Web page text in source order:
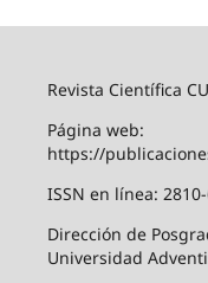
Revista Científica
Página web:
https://
ISSN en línea:
Dirección de
Universidad